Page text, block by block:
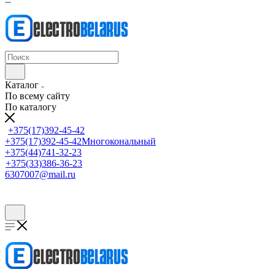
Каталог
По всему сайту
По каталогу
+375(17)392-45-42
+375(17)392-45-42Многокональный
+375(44)741-32-23
+375(33)386-36-23
6307007@mail.ru